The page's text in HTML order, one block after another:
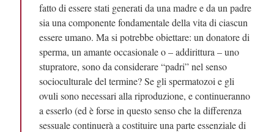
fatto di essere stati generati da una madre e da un padre
sia una componente fondamentale della vita di ciascun
essere umano. Ma si potrebbe obiettare: un donatore di
sperma, un amante occasionale o – addirittura – uno
stupratore, sono da considerare “padri” nel senso
socioculturale del termine? Se gli spermatozoi e gli
ovuli sono necessari alla riproduzione, e continueranno
a esserlo (ed è forse in questo senso che la differenza
sessuale continuerà a costituire una parte essenziale di